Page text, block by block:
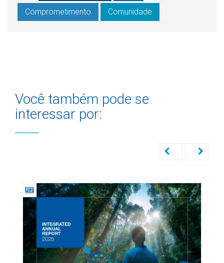
Comprometimento Comunidade
Você também pode se
interessar por: